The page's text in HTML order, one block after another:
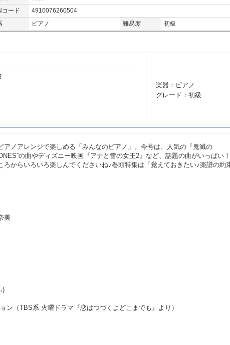
コード
4910076260504
ピアノ 難易度 初級
楽器：ピアノ
グレード：初級
ノアレンジで楽しめる「みんなのピアノ」。今号は、人気の『鬼滅の
の曲やディズニー映画『アナと雪の女王2』など、話題の曲がいっぱい
からいろいろ楽しんでくださいね♪巻頭特集は「覚えておきたい♪楽譜の約
美
)
（TBS系 火曜ドラマ『恋はつづくよどこまでも』より）